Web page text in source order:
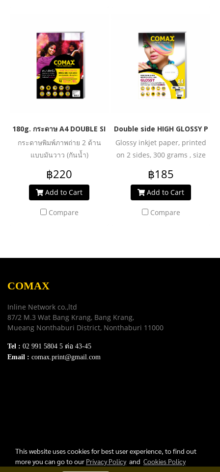
180g. กระดาษ A4 DOUBLE SIDE HIGH GLOSSY PHOTO INKJET
กระดาษพิมพ์ภาพถ่าย 2 ด้าน
แบบมันวาว (กันน้ำ)
฿220
Add to Cart
Compare
Double side HIGH GLOSSY
Glossy inkjet paper, printed
on 2 sides, 300 grams , size
waterproof)
฿185
Add to Cart
Compare
COMAX
Inline Network co.,ltd
87/2 M.3 Wat Bang Krang, Bang Krang,
Mueang Nonthaburi District, Nonthaburi 11000
Tel : 02 991 5804 5 ต่อ 43-45
Email : comax.print@gmail.com
This website uses cookies for best user experience, to find out
more you can go to our Privacy Policyand Cookies Policy